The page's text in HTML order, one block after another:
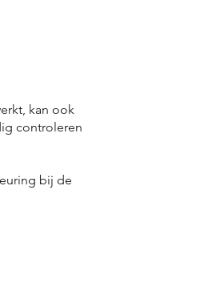
kan ook
controleren
bij de